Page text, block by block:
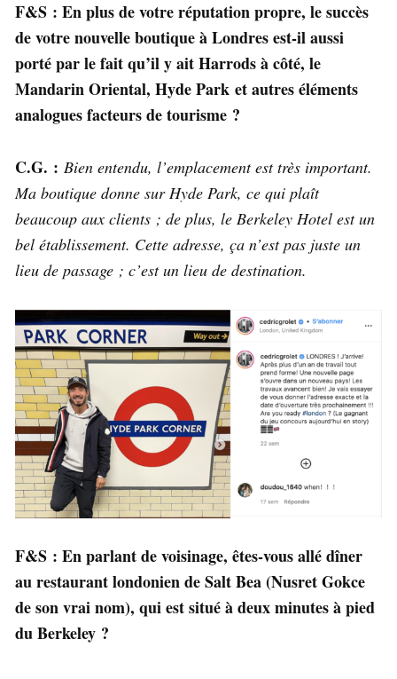
F&S : En plus de votre réputation propre, le succès
de votre nouvelle boutique à Londres est-il aussi
porté par le fait qu’il y ait Harrods à côté, le
Mandarin Oriental, Hyde Park et autres éléments
analogues facteurs de tourisme ?
C.G. : Bien entendu, l’emplacement est très important.
Ma boutique donne sur Hyde Park, ce qui plaît
beaucoup aux clients ; de plus, le Berkeley Hotel est un
bel établissement. Cette adresse, ça n’est pas juste un
lieu de passage ; c’est un lieu de destination.
F&S : En parlant de voisinage, êtes-vous allé dîner
au restaurant londonien de Salt Bea (Nusret Gokce
de son vrai nom), qui est situé à deux minutes à pied
du Berkeley ?